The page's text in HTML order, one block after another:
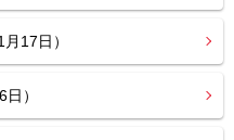
17日）
）